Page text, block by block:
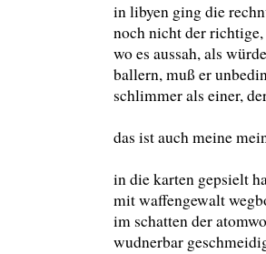
in libyen ging die
noch nicht der
wo es aussah, als
ballern, muß er
schlimmer als einer,
das ist auch meine
in die karten gepsielt
mit waffengewalt
im schatten der
wudnerbar